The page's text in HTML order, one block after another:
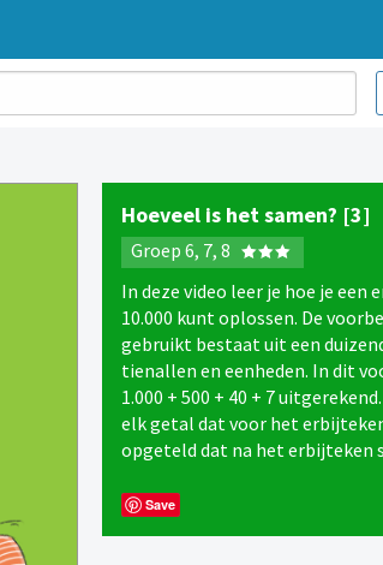
Hoeveel is het samen? [3]
Groep 6, 7, 8
In deze video leer je hoe je
10.000 kunt oplossen. De
gebruikt bestaat uit een
tienallen en eenheden. In dit
1.000 + 500 + 40 + 7
elk getal dat voor het
opgeteld dat na het erbijteken
Save